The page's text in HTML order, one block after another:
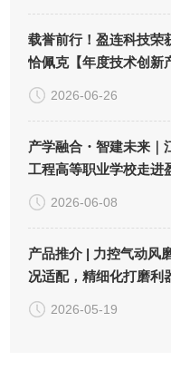
载誉前行！盈连科技荣
恰佩克【年度技术创新
2026-06-26
产学融合・智建未来｜
工程高等职业学校走进
2026-06-08
产品推介 | 力控气动风
况适配，精细化打磨利
2026-05-19